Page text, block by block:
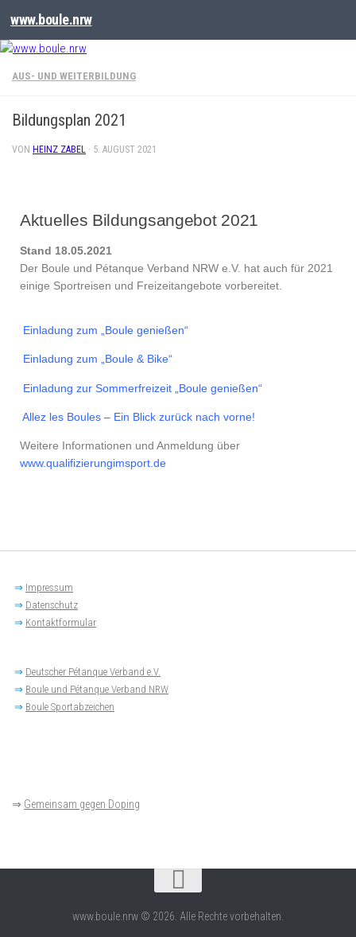
www.boule.nrw
AUS- UND WEITERBILDUNG
Bildungsplan 2021
VON HEINZ ZABEL · 5. AUGUST 2021
Aktuelles Bildungsangebot 2021
Stand 18.05.2021
Der Boule und Pétanque Verband NRW e.V. hat auch für 2021
einige Sportreisen und Freizeitangebote vorbereitet.
Einladung zum „Boule genießen“
Einladung zum „Boule & Bike“
Einladung zur Sommerfreizeit „Boule genießen“
Allez les Boules – Ein Blick zurück nach vorne!
Weitere Informationen und Anmeldung über
www.qualifizierungimsport.de
⇒ Impressum
⇒ Datenschutz
⇒ Kontaktformular
⇒ Deutscher Pétanque Verband e.V.
⇒ Boule und Pétanque Verband NRW
⇒ Boule Sportabzeichen
⇒ Gemeinsam gegen Doping
www.boule.nrw © 2026. Alle Rechte vorbehalten.